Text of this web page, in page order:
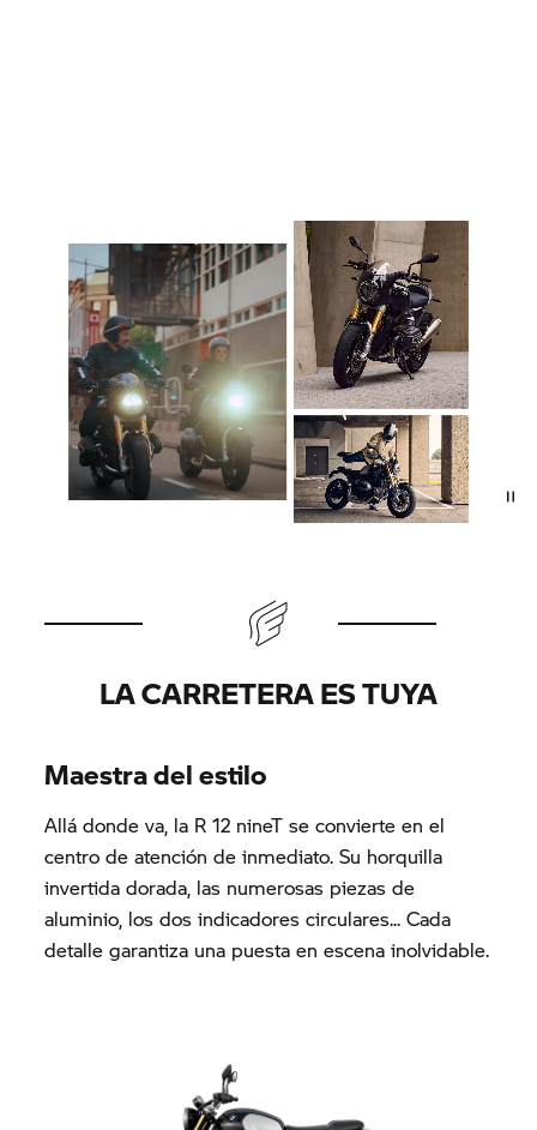
LA CARRETERA ES TUYA
Maestra del estilo
Allá donde va, la R 12 nineT se convierte en el
centro de atención de inmediato. Su horquilla
invertida dorada, las numerosas piezas de
aluminio, los dos indicadores circulares... Cada
detalle garantiza una puesta en escena inolvidable.